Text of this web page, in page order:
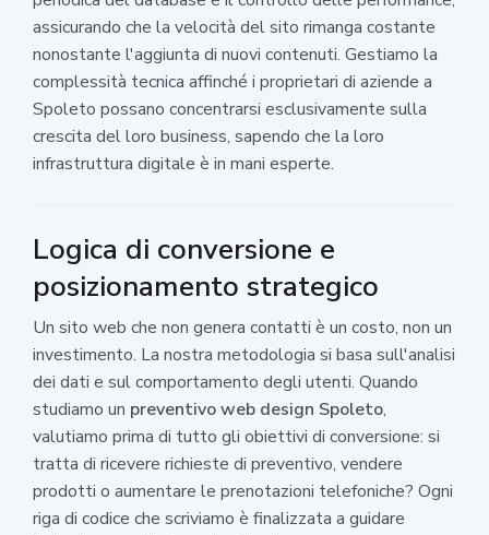
assicurando che la velocità del sito rimanga costante
nonostante l'aggiunta di nuovi contenuti. Gestiamo la
complessità tecnica affinché i proprietari di aziende a
Spoleto possano concentrarsi esclusivamente sulla
crescita del loro business, sapendo che la loro
infrastruttura digitale è in mani esperte.
Logica di conversione e
posizionamento strategico
Un sito web che non genera contatti è un costo, non un
investimento. La nostra metodologia si basa sull'analisi
dei dati e sul comportamento degli utenti. Quando
studiamo un preventivo web design Spoleto,
valutiamo prima di tutto gli obiettivi di conversione: si
tratta di ricevere richieste di preventivo, vendere
prodotti o aumentare le prenotazioni telefoniche? Ogni
riga di codice che scriviamo è finalizzata a guidare